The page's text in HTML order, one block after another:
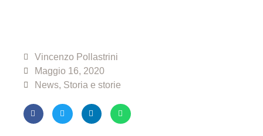
Vincenzo Pollastrini
Maggio 16, 2020
News, Storia e storie